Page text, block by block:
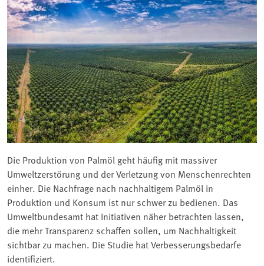
Die Produktion von Palmöl geht häufig mit massiver
Umweltzerstörung und der Verletzung von Menschenrechten
einher. Die Nachfrage nach nachhaltigem Palmöl in
Produktion und Konsum ist nur schwer zu bedienen. Das
Umweltbundesamt hat Initiativen näher betrachten lassen,
die mehr Transparenz schaffen sollen, um Nachhaltigkeit
sichtbar zu machen. Die Studie hat Verbesserungsbedarfe
identifiziert.